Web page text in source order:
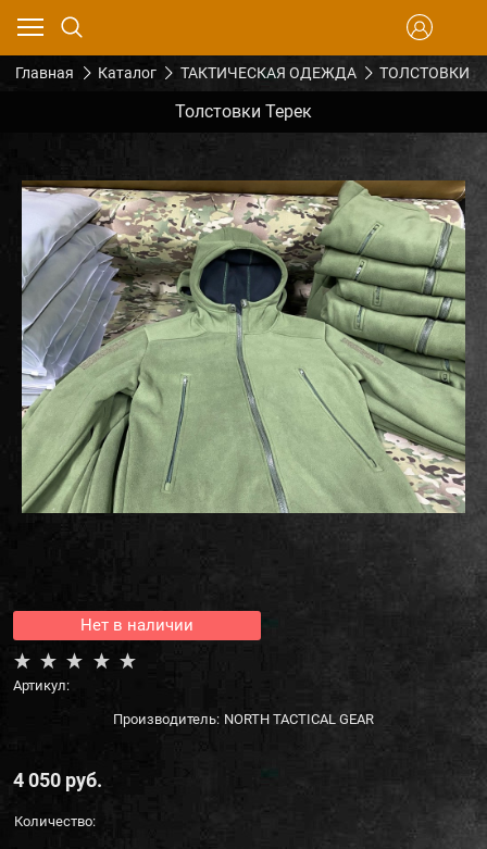
Главная Каталог ТАКТИЧЕСКАЯ ОДЕЖДА ТОЛСТОВКИ
Толстовки Терек
Нет в наличии
Артикул:
Производитель: NORTH TACTICAL GEAR
4 050 руб.
Количество: